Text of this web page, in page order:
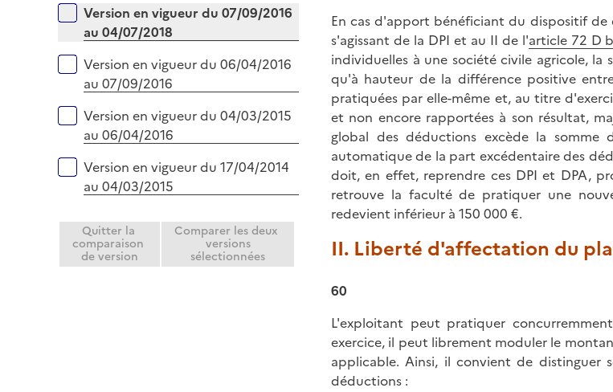
Version en vigueur du 07/09/2016
au 04/07/2018
Version en vigueur du 06/04/2016
au 07/09/2016
Version en vigueur du 04/03/2015
au 06/04/2016
Version en vigueur du 17/04/2014
au 04/03/2015
Quitter la
comparaison
de version
Comparer les deux
versions
sélectionnées
En cas d'apport bénéficiant du dispositif
s'agissant de la DPI et au II de l'article 72 D
individuelles à une société civile agricole,
qu'à hauteur de la différence positive
pratiquées par elle-même et, au titre
et non encore rapportées à son résultat,
global des déductions excède la somme
automatique de la part excédentaire des
doit, en effet, reprendre ces DPI et DPA,
retrouve la faculté de pratiquer une
redevient inférieur à 150 000 €.
II. Liberté d'affectation du
60
L'exploitant peut pratiquer
exercice, il peut librement moduler le
applicable. Ainsi, il convient de
déductions :